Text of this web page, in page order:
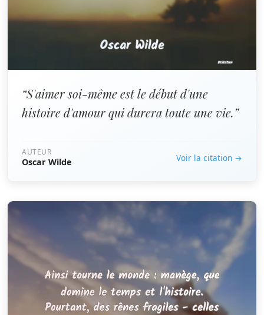
“S'aimer soi-même est le début d'une
histoire d'amour qui durera toute une vie.”
AUTEUR
Oscar Wilde Voir la citation →